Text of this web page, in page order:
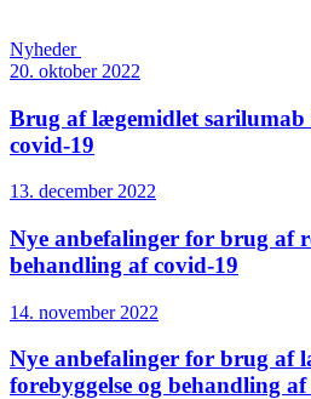
Nyheder
20. oktober 2022
Brug af lægemidlet
covid-19
13. december 2022
Nye anbefalinger for brug af
behandling af covid-19
14. november 2022
Nye anbefalinger for brug af
forebyggelse og behandling